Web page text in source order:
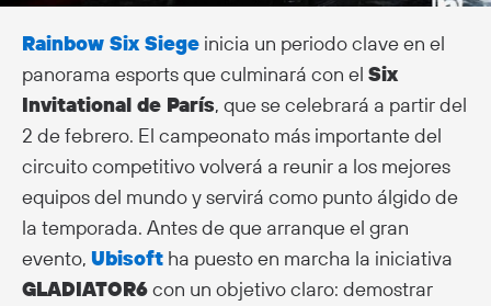
Rainbow Six Siege inicia un periodo clave en el
panorama esports que culminará con el Six
Invitational de París, que se celebrará a partir del
2 de febrero. El campeonato más importante del
circuito competitivo volverá a reunir a los mejores
equipos del mundo y servirá como punto álgido de
la temporada. Antes de que arranque el gran
evento, Ubisoft ha puesto en marcha la iniciativa
GLADIATOR6con un objetivo claro: demostrar